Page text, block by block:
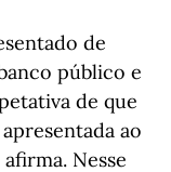
de
público e
de que
ao
Nesse